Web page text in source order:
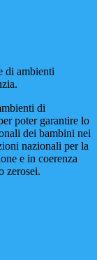
di ambienti
di
poter garantire lo
dei bambini nei
nazionali per la
e in coerenza
zerosei.